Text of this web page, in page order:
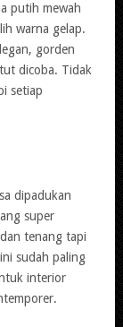
putih mewah
warna gelap.
gorden
dicoba. Tidak
setiap
dipadukan
super
tenang tapi
sudah paling
interior